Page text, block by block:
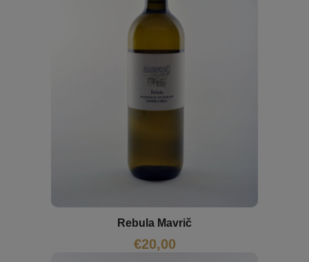
Rebula Mavrič
€20,00